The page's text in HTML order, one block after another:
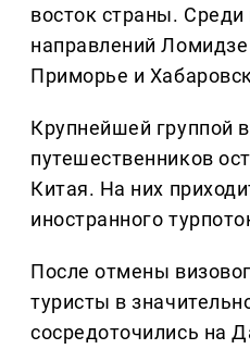
восток страны.
направлений
Приморье и
Крупнейшей группой
путешественников
Китая. На них
иностранного
После отмены
туристы в
сосредоточились на